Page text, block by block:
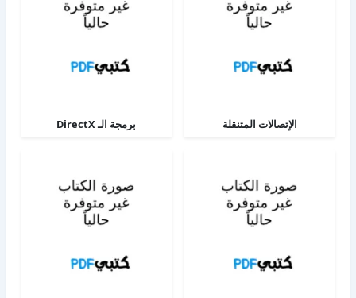
الإتصالات المتنقلة برمجة الـ DirectX